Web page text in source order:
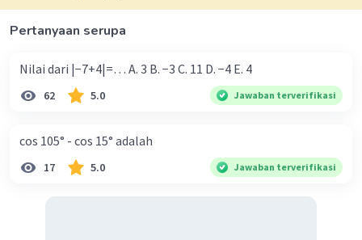
Pertanyaan serupa
Nilai dari |−7+4|=… A. 3 B. −3 C. 11 D. −4 E. 4
62 5.0 Jawaban terverifikasi
cos 105° - cos 15° adalah
17 5.0 Jawaban terverifikasi